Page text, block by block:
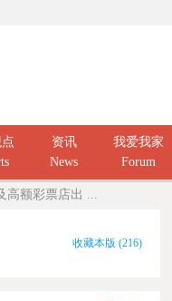
资讯
News
我爱我家
Forum
高额彩票店出 ...
收藏本版 (216)